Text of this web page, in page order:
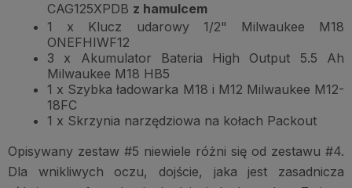
CAG125XPDB z hamulcem
1 x Klucz udarowy 1/2" Milwaukee M18
ONEFHIWF12
3 x Akumulator Bateria High Output 5.5 Ah
Milwaukee M18 HB5
1 x Szybka ładowarka M18 i M12 Milwaukee M12-
18FC
1 x Skrzynia narzędziowa na kołach Packout
Opisywany zestaw #5 niewiele różni się od zestawu #4.
Dla wnikliwych oczu, dojście, jaka jest zasadnicza